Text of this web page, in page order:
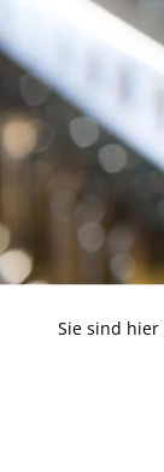
Sie sind hier